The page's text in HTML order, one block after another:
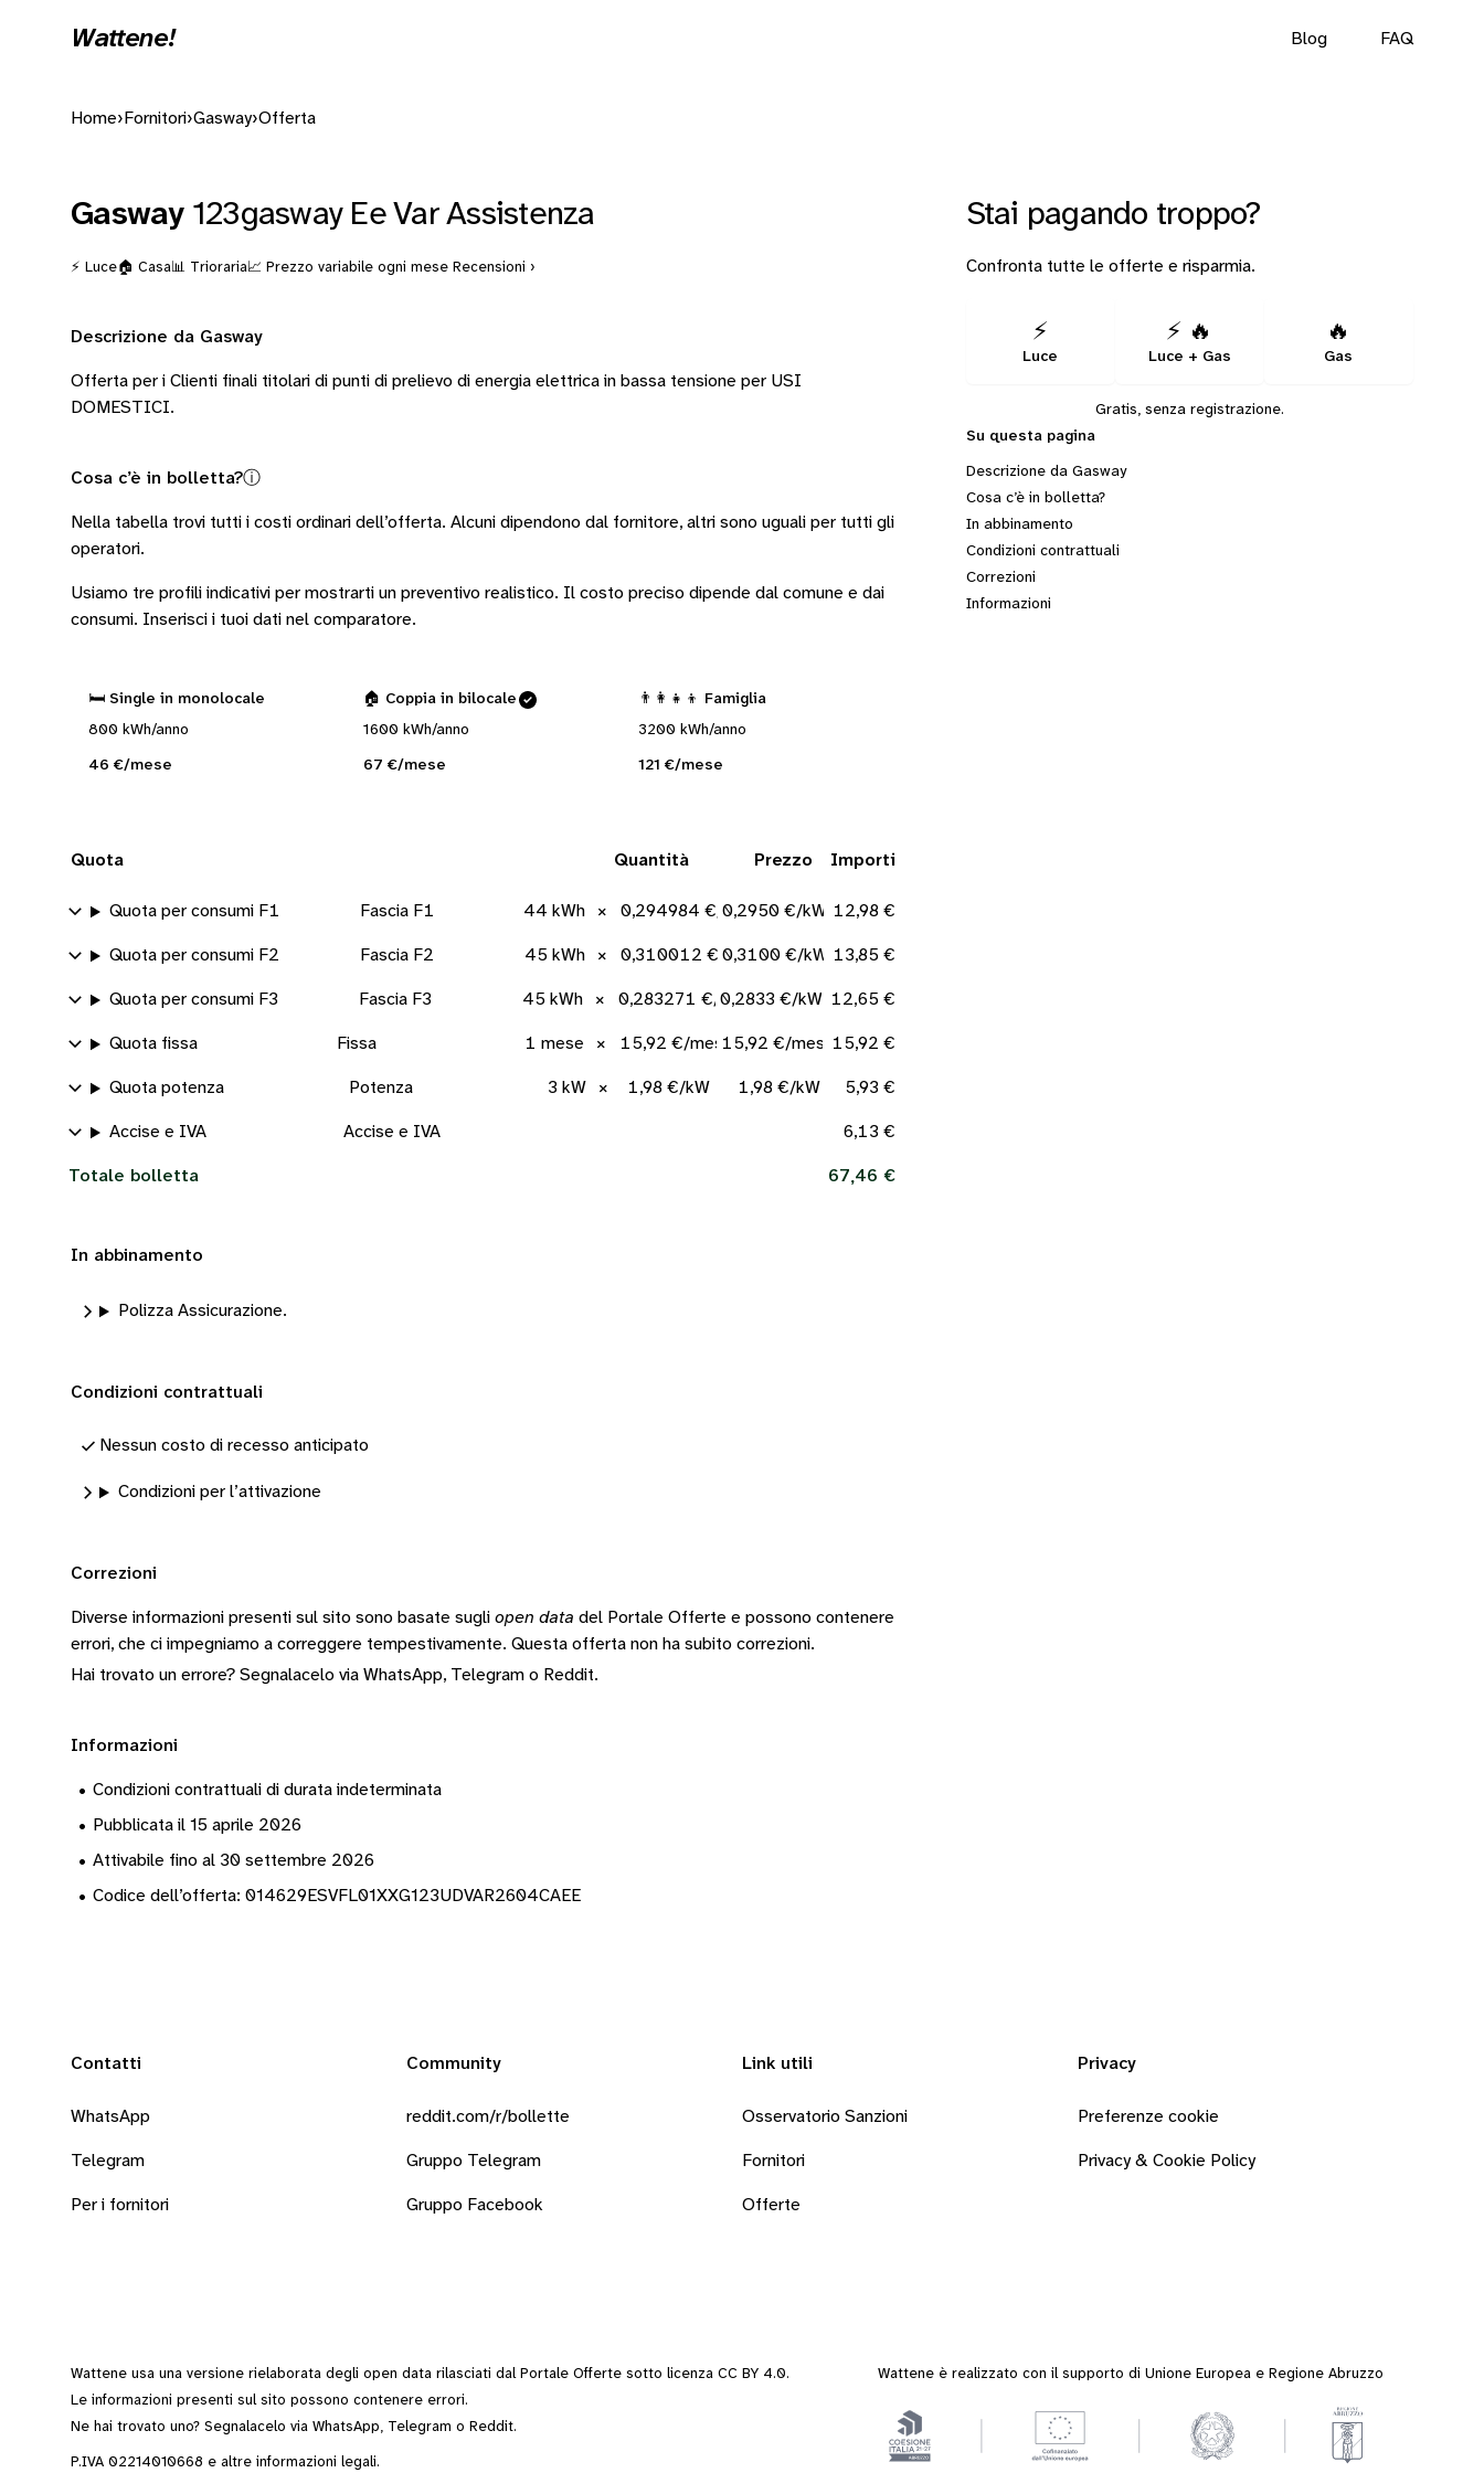
Wattene! Blog FAQ
Home› Fornitori›Gasway›Offerta
Gasway 123gasway Ee Var Assistenza
⚡ Luce🏠 Casa📊 Trioraria📈 Prezzo variabile ogni mese Recensioni ›
Descrizione da Gasway
Offerta per i Clienti finali titolari di punti di prelievo di energia elettrica in bassa tensione per USI
DOMESTICI.
Cosa c’è in bolletta?ⓘ
Nella tabella trovi tutti i costi ordinari dell’offerta. Alcuni dipendono dal fornitore, altri sono uguali per tutti gli
operatori.
Usiamo tre profili indicativi per mostrarti un preventivo realistico. Il costo preciso dipende dal comune e dai
consumi. Inserisci i tuoi dati nel comparatore.
🛏️ Single in monolocale
800 kWh/anno
46 €/mese
🏠 Coppia in bilocale
1600 kWh/anno
67 €/mese
👨‍👩‍👧‍👦 Famiglia
3200 kWh/anno
121 €/mese
Quota Quantità Prezzo Importi
Quota per consumi F1 Fascia F1 44 kWh × 0,294984 €/kWh0,2950 €/kWh12,98 €
Quota per consumi F2 Fascia F2 45 kWh × 0,310012 €/kWh0,3100 €/kWh13,85 €
Quota per consumi F3 Fascia F3 45 kWh × 0,283271 €/kWh0,2833 €/kWh 12,65 €
Quota fissa Fissa 1 mese × 15,92 €/mese15,92 €/mese15,92 €
Quota potenza Potenza 3 kW × 1,98 €/kW 1,98 €/kW 5,93 €
Accise e IVA Accise e IVA 6,13 €
Totale bolletta 67,46 €
In abbinamento
Polizza Assicurazione.
Condizioni contrattuali
Nessun costo di recesso anticipato
Condizioni per l’attivazione
Correzioni
Diverse informazioni presenti sul sito sono basate sugli open data del Portale Offerte e possono contenere
errori, che ci impegniamo a correggere tempestivamente. Questa offerta non ha subito correzioni.
Hai trovato un errore? Segnalacelo via WhatsApp, Telegram o Reddit.
Informazioni
• Condizioni contrattuali di durata indeterminata
• Pubblicata il 15 aprile 2026
• Attivabile fino al 30 settembre 2026
• Codice dell’offerta: 014629ESVFL01XXG123UDVAR2604CAEE
Stai pagando troppo?
Confronta tutte le offerte e risparmia.
⚡
Luce
⚡ 🔥
Luce + Gas
🔥
Gas
Gratis, senza registrazione.
Su questa pagina
Descrizione da Gasway
Cosa c’è in bolletta?
In abbinamento
Condizioni contrattuali
Correzioni
Informazioni
Contatti
WhatsApp
Telegram
Per i fornitori
Community
reddit.com/r/bollette
Gruppo Telegram
Gruppo Facebook
Link utili
Osservatorio Sanzioni
Fornitori
Offerte
Privacy
Preferenze cookie
Privacy & Cookie Policy
Wattene usa una versione rielaborata degli open data rilasciati dal Portale Offerte sotto licenza CC BY 4.0.
Le informazioni presenti sul sito possono contenere errori.
Ne hai trovato uno? Segnalacelo via WhatsApp, Telegram o Reddit.
P.IVA 02214010668 e altre informazioni legali.
Wattene è realizzato con il supporto di Unione Europea e Regione Abruzzo